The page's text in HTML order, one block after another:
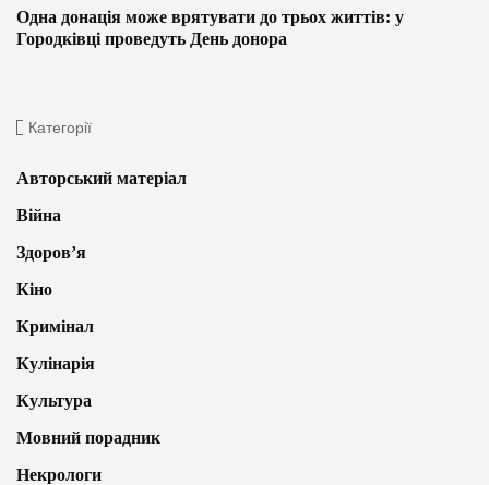
Одна донація може врятувати до трьох життів: у
Городківці проведуть День донора
Категорії
Авторський матеріал
Війна
Здоров’я
Кіно
Кримінал
Кулінарія
Культура
Мовний порадник
Некрологи